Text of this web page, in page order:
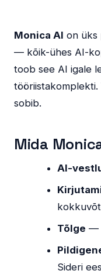
Monica AI on üks
— kõik-ühes AI-
toob see AI igale
tööriistakomplekti.
sobib.
Mida
AI-
Tõlge —
Sideri